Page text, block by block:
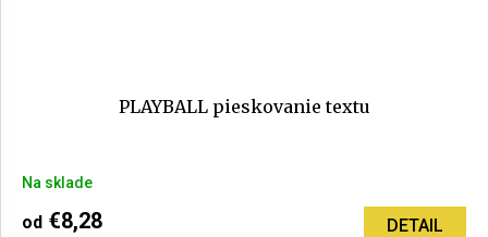
PLAYBALL pieskovanie textu
hodnotenie
produktu
Na sklade
od €8,28 DETAIL